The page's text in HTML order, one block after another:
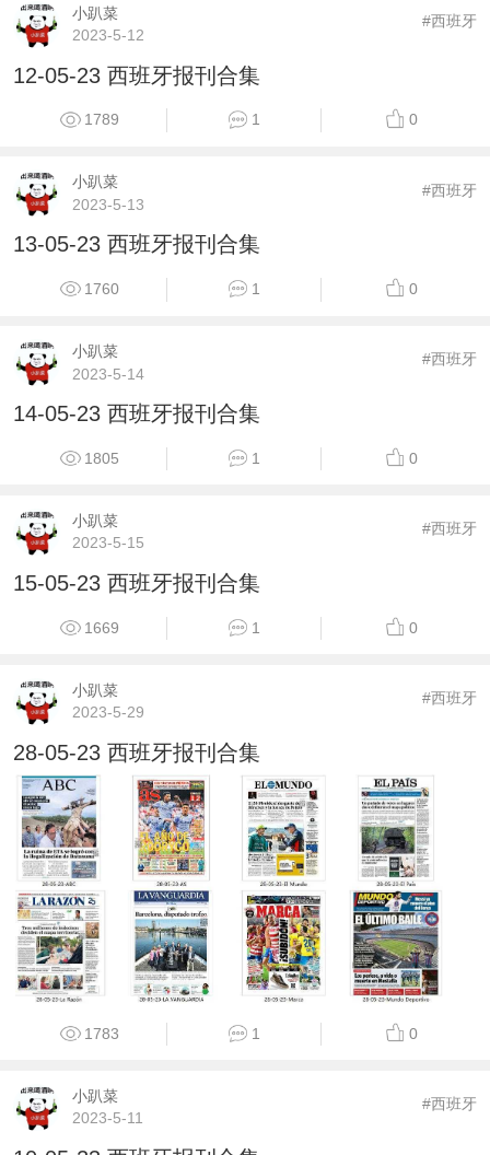
小趴菜
2023-5-12
#西班牙
12-05-23 西班牙报刊合集
1789 1 0
小趴菜
2023-5-13
#西班牙
13-05-23 西班牙报刊合集
1760 1 0
小趴菜
2023-5-14
#西班牙
14-05-23 西班牙报刊合集
1805 1 0
小趴菜
2023-5-15
#西班牙
15-05-23 西班牙报刊合集
1669 1 0
小趴菜
2023-5-29
#西班牙
28-05-23 西班牙报刊合集
1783 1 0
小趴菜
2023-5-11
#西班牙